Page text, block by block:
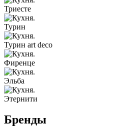
Триесте
Турин
Турин art deco
Фиренце
Эльба
Этернити
Бренды